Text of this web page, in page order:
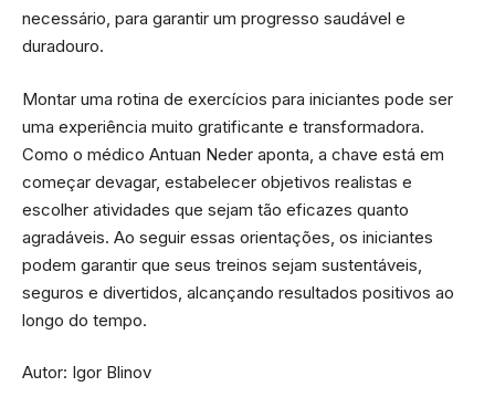
necessário, para garantir um progresso saudável e
duradouro.
Montar uma rotina de exercícios para iniciantes pode ser
uma experiência muito gratificante e transformadora.
Como o médico Antuan Neder aponta, a chave está em
começar devagar, estabelecer objetivos realistas e
escolher atividades que sejam tão eficazes quanto
agradáveis. Ao seguir essas orientações, os iniciantes
podem garantir que seus treinos sejam sustentáveis,
seguros e divertidos, alcançando resultados positivos ao
longo do tempo.
Autor: Igor Blinov